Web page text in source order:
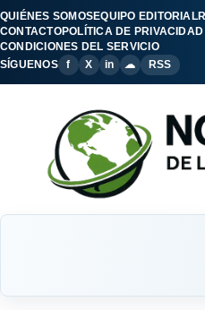
QUIÉNES SOMOSEQUIPO EDITORIAL
CONTACTOPOLÍTICA DE
CONDICIONES DEL SERVICIO
SÍGUENOS
f X in ☁ RSS